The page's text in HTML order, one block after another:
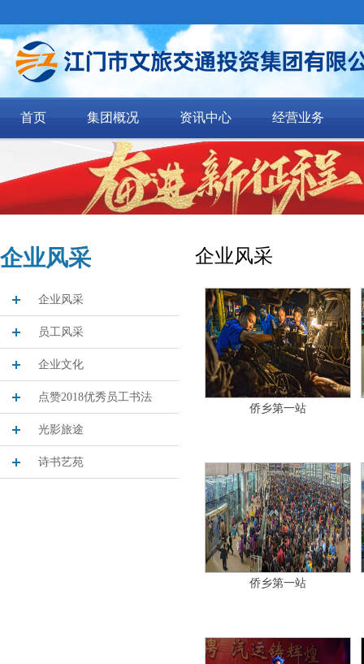
首页 集团概况 资讯中心 经营业务
企业风采
企业风采
员工风采
企业文化
点赞2018优秀员工书法
光影旅途
诗书艺苑
企业风采
侨乡第一站
侨乡第一站